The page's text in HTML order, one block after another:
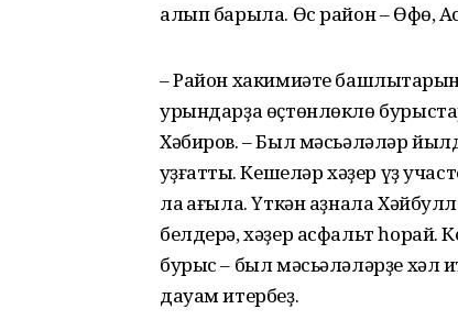
алып барыла. Өс район – Өфө,
– Район хакимиәте
урындарҙа өҫтөнлөклө
Хәбиров. – Был мәсьәләләр
ҡуҙғаттыҡ. Кешеләр хәҙер үҙ
ла ҡағыла. Үткән аҙнала
белдерә, хәҙер асфальт һорай.
бурыс – был мәсьәләләрҙе хәл
дауам итербеҙ.